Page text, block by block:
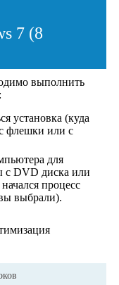
7 (8
выполнить
установка (куда
флешки или с
для
с DVD диска или
процесс
выбрали).